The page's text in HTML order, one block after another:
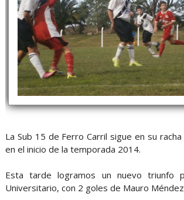
La Sub 15 de Ferro Carril sigue en su
en el inicio de la temporada 2014.
Esta tarde logramos un nuevo
Universitario, con 2 goles de Mauro